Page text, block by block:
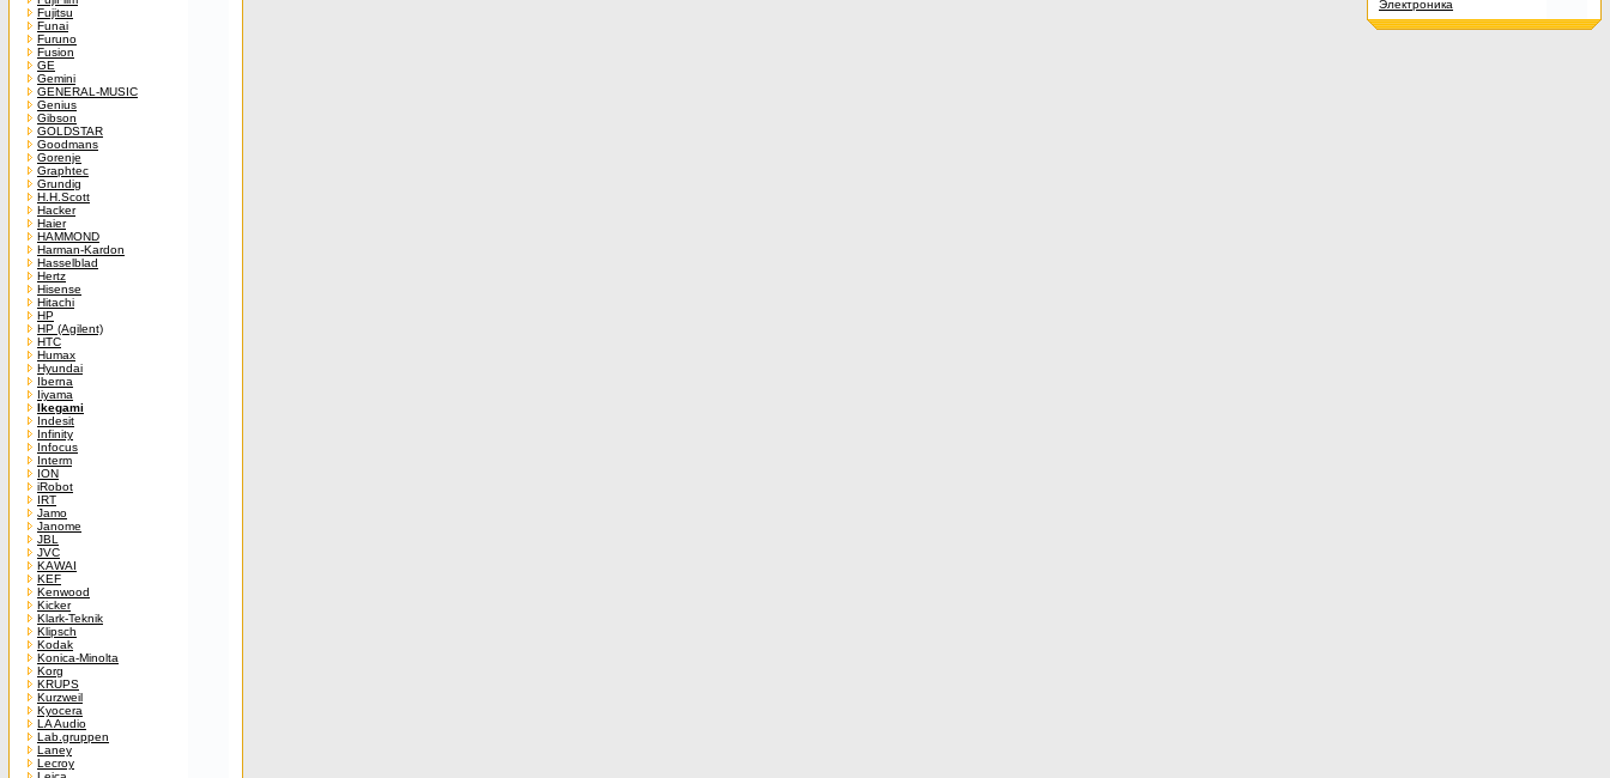
Fujitsu
Funai
Furuno
Fusion
GE
Gemini
GENERAL-MUSIC
Genius
Gibson
GOLDSTAR
Goodmans
Gorenje
Graphtec
Grundig
H.H.Scott
Hacker
Haier
HAMMOND
Harman-Kardon
Hasselblad
Hertz
Hisense
Hitachi
HP
HP (Agilent)
HTC
Humax
Hyundai
Iberna
Iiyama
Ikegami
Indesit
Infinity
Infocus
Interm
ION
iRobot
IRT
Jamo
Janome
JBL
JVC
KAWAI
KEF
Kenwood
Kicker
Klark-Teknik
Klipsch
Kodak
Konica-Minolta
Korg
KRUPS
Kurzweil
Kyocera
LA Audio
Lab.gruppen
Laney
Lecroy
Электроника